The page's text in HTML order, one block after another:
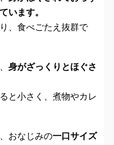
います。
、食べごたえ抜群で
身がざっくりとほぐさ
と小さく、煮物やカレ
おなじみの一口サイズ